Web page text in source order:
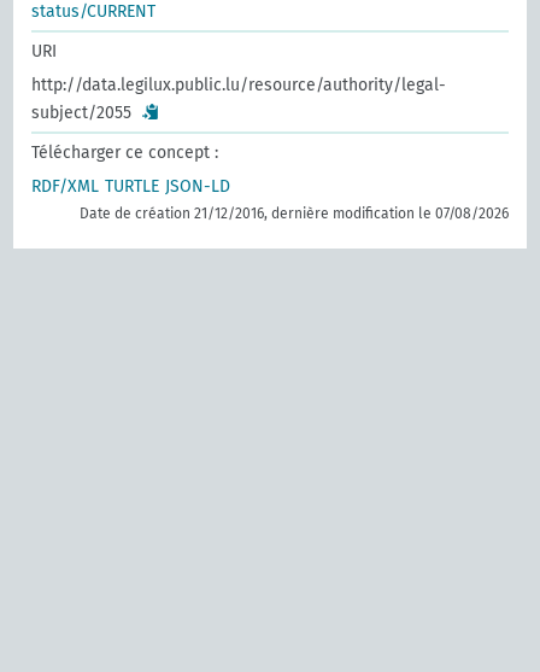
status/CURRENT
URI
http://data.legilux.public.lu/resource/authority/legal-
subject/2055
Télécharger ce concept :
RDF/XML TURTLE JSON-LD
Date de création 21/12/2016, dernière modification le 07/08/2026